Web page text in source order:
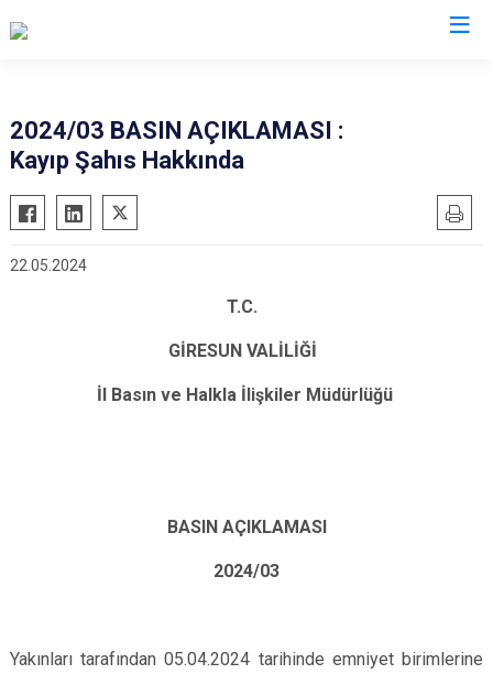
2024/03 BASIN AÇIKLAMASI :
Kayıp Şahıs Hakkında
22.05.2024
T.C.
GİRESUN VALİLİĞİ
İl Basın ve Halkla İlişkiler Müdürlüğü
BASIN AÇIKLAMASI
2024/03
Yakınları tarafından 05.04.2024 tarihinde emniyet birimlerine